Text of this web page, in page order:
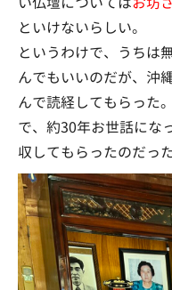
といけないらしい。
というわけで、うちは
んでもいいのだが、沖
んで読経してもらった。
で、約30年お世話にな
収してもらったのだった